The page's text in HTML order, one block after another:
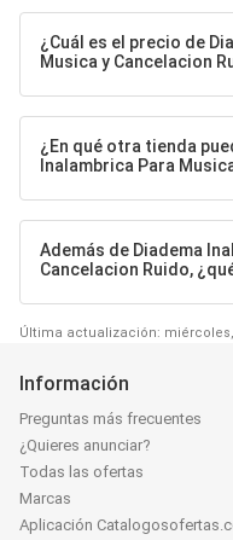
¿Cuál es el precio de
Musica y Cancelacion
¿En qué otra tienda
Inalambrica Para
Además de Diadema
Cancelacion Ruido,
Última actualización:
Información
Preguntas más frecuentes
¿Quieres anunciar?
Todas las ofertas
Marcas
Aplicación